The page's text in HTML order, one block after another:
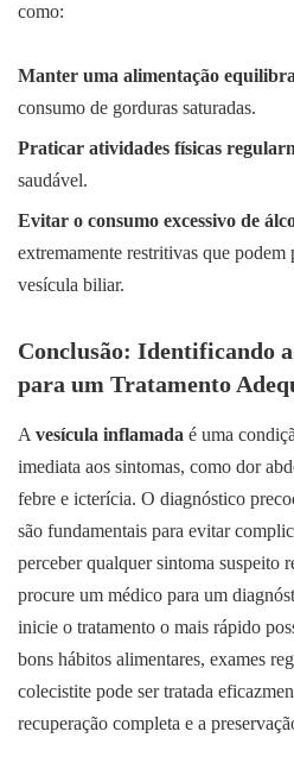
como:
Manter uma alimentação
consumo de gorduras saturadas.
Praticar atividades físicas
saudável.
Evitar o consumo excessivo de
extremamente restritivas que
vesícula biliar.
Conclusão: Identificando
para um Tratamento
Avesícula inflamada é uma
imediata aos sintomas, como dor
febre e icterícia. O diagnóstico
são fundamentais para evitar
perceber qualquer sintoma suspeito
procure um médico para um
inicie o tratamento o mais rápido
bons hábitos alimentares, exames
colecistite pode ser tratada
recuperação completa e a